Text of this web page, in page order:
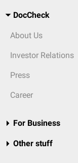
DocCheck
About Us
Investor Relations
Press
Career
For Business
Other stuff